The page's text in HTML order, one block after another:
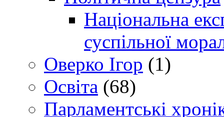
Національна
суспільної
Оверко Ігор (1)
Освіта (68)
Парламентські